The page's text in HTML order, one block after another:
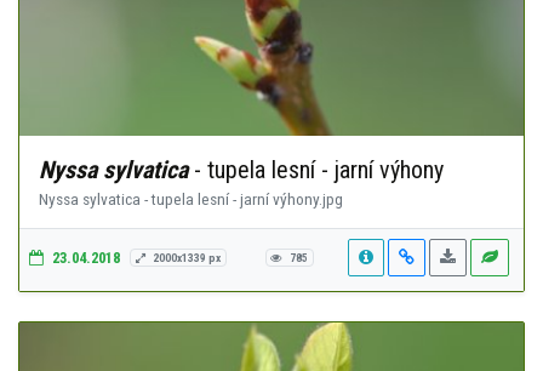
Nyssa sylvatica- tupela lesní - jarní výhony
Nyssa sylvatica - tupela lesní - jarní výhony.jpg
23.04.2018 2000x1339 px 785